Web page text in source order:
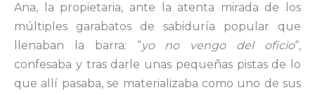
Ana, la propietaria, ante la atenta mirada de los
múltiples garabatos de sabiduría popular que
llenaban la barra: “yo no vengo del oficio“,
confesaba y tras darle unas pequeñas pistas de lo
que allí pasaba, se materializaba como uno de sus